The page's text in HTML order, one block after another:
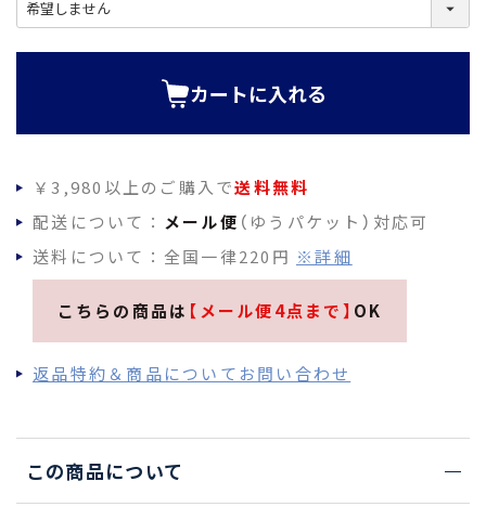
必
カートに入れる
￥3,980以上のご購入で送料無料
配送について： メール便 （ゆうパケット）対応可
送料について：全国一律220円 ※詳細
こちらの商品は 【メール便4点まで】 OK
返品特約＆商品についてお問い合わせ
この商品について